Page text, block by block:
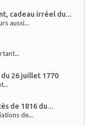
cadeau irréel du...
aussi...
26 juillet 1770
de 1816 du...
de...